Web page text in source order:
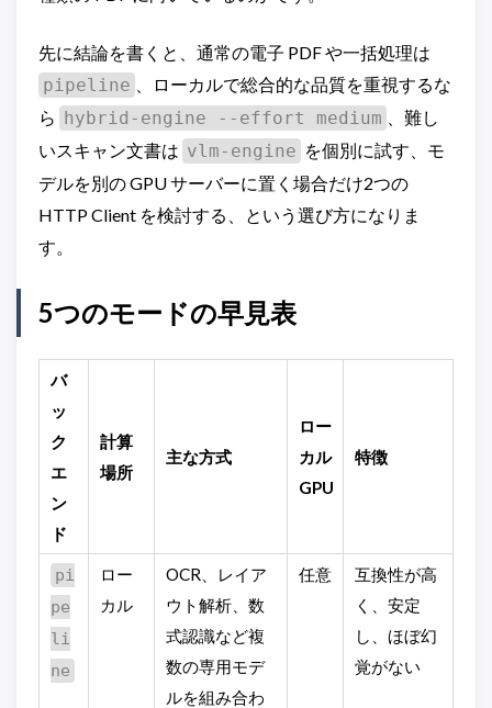
先に結論を書くと、通常の電子 PDF や一括処理は
pipeline
、ローカルで総合的な品質を重視するな
ら hybrid-engine --effort medium
、難し
いスキャン文書は vlm-engine を個別に試す、モ
デルを別の GPU サーバーに置く場合だけ2つの
HTTP Client を検討する、という選び方になりま
す。
5つのモードの早見表
バ
ッ
ク
エ
ン
ド
計算
場所
主な方式
ロー
カル
GPU
特徴
pi
pe
li
ne
ロー
カル
OCR、レイア
ウト解析、数
式認識など複
数の専用モデ
ルを組み合わ
任意
互換性が高
く、安定
し、ほぼ幻
覚がない